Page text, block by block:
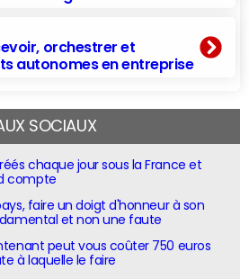
orchestrer et
autonomes en entreprise
SOCIAUX
chaque jour sous la France et
compte
faire un doigt d'honneur à son
et non une faute
peut vous coûter 750 euros
à laquelle le faire